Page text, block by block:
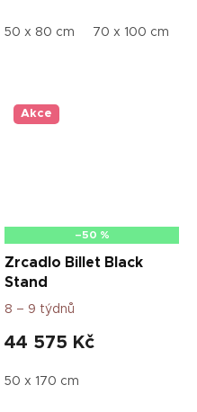
60 x 90 cm 50 x 75 cm
50 x 80 cm 70 x 100 cm
110 x 80 cm
Akce
–50 %
Zrcadlo Billet Black
Stand
8 – 9 týdnů
44 575 Kč
50 x 170 cm